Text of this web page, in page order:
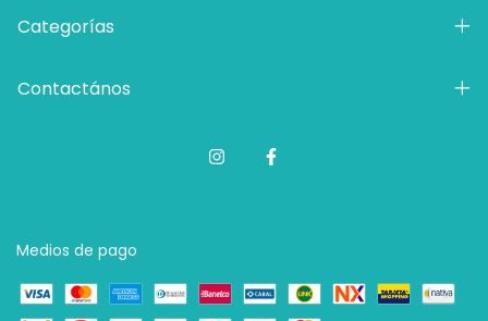
Categorías
Contactános
Medios de pago